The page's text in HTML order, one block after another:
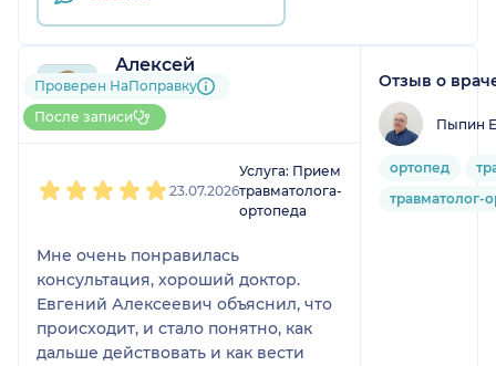
Алексей
1 отзыв
До 5 записей через
НаПоправку
Проверен НаПоправку
После записи
23.07.2026
Услуга: Прием
травматолога-
ортопеда
Мне очень понравилась
консультация, хороший доктор.
Евгений Алексеевич объяснил, что
происходит, и стало понятно, как
дальше действовать и как вести
Отзыв о
Пыпин
ортопед
травматолог-